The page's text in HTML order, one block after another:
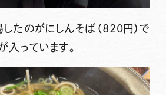
したのがにしんそば（820円）で
入っています。